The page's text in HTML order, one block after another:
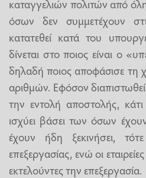
καταγγελιών πολιτών από
όσων δεν συμμετέχουν
κατατεθεί κατά του
δίνεται στο ποιος είναι ο
δηλαδή ποιος αποφάσισε τη
αριθμών. Εφόσον
την εντολή αποστολής,
ισχύει βάσει των όσων
έχουν ήδη ξεκινήσει,
επεξεργασίας, ενώ οι
εκτελούντες την επεξεργασία.